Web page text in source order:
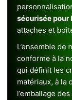
sécurisée pour
attaches et
L’ensemble
conforme à la
qui définit les
matériaux, à la
l’emballage